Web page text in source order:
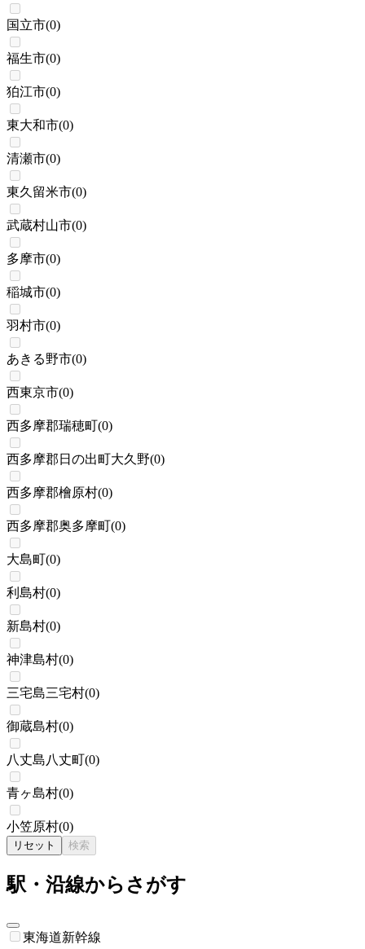
国立市(0)
福生市(0)
狛江市(0)
東大和市(0)
清瀬市(0)
東久留米市(0)
武蔵村山市(0)
多摩市(0)
稲城市(0)
羽村市(0)
あきる野市(0)
西東京市(0)
西多摩郡瑞穂町(0)
西多摩郡日の出町大久野(0)
西多摩郡檜原村(0)
西多摩郡奥多摩町(0)
大島町(0)
利島村(0)
新島村(0)
神津島村(0)
三宅島三宅村(0)
御蔵島村(0)
八丈島八丈町(0)
青ヶ島村(0)
小笠原村(0)
リセット 検索
駅・沿線からさがす
東海道新幹線